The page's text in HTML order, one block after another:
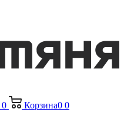
0 Корзина0 0